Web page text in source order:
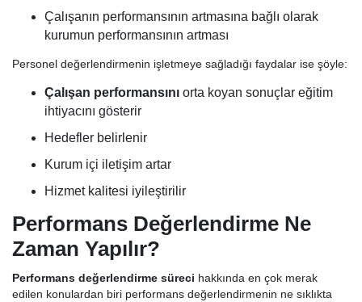
Çalışanın performansının artmasına bağlı olarak
kurumun performansının artması
Personel değerlendirmenin işletmeye sağladığı faydalar ise şöyle:
Çalışan performansını orta koyan sonuçlar eğitim
ihtiyacını gösterir
Hedefler belirlenir
Kurum içi iletişim artar
Hizmet kalitesi iyileştirilir
Performans Değerlendirme Ne
Zaman Yapılır?
Performans değerlendirme süreci hakkında en çok merak
edilen konulardan biri performans değerlendirmenin ne sıklıkta